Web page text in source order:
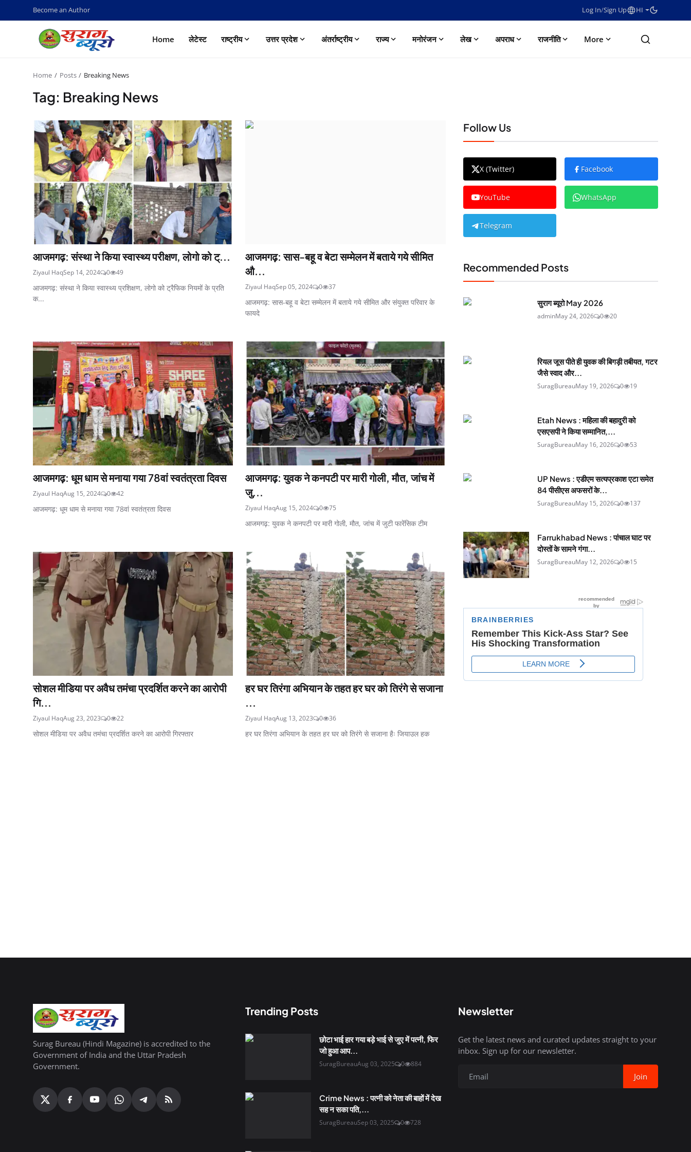
Become an Author Log In/Sign Up HI
Home लेटेस्ट राष्ट्रीय उत्तर प्रदेश अंतर्राष्ट्रीय राज्य मनोरंजन लेख अपराध राजनीति More
Home Posts Breaking News
Tag: Breaking News
आजमगढ़: संस्था ने किया स्वास्थ्य परीक्षण, लोगो को ट्...
Ziyaul HaqSep 14, 2024 0 49
आजमगढ़: संस्था ने किया स्वास्थ्य प्रशिक्षण, लोगो को ट्रैफिक नियमों के प्रति
क...
आजमगढ़: सास-बहू व बेटा सम्मेलन में बताये गये सीमित
औ...
Ziyaul HaqSep 05, 2024 0 37
आजमगढ़: सास-बहू व बेटा सम्मेलन में बताये गये सीमित और संयुक्त परिवार के
फायदे
आजमगढ़: धूम धाम से मनाया गया 78वां स्वतंत्रता दिवस
Ziyaul HaqAug 15, 2024 0 42
आजमगढ़: धूम धाम से मनाया गया 78वां स्वतंत्रता दिवस
आजमगढ़: युवक ने कनपटी पर मारी गोली, मौत, जांच में
जु...
Ziyaul HaqAug 15, 2024 0 75
आजमगढ़: युवक ने कनपटी पर मारी गोली, मौत, जांच में जुटी फारेंसिक टीम
सोशल मीडिया पर अवैध तमंचा प्रदर्शित करने का आरोपी
गि...
Ziyaul HaqAug 23, 2023 0 22
सोशल मीडिया पर अवैध तमंचा प्रदर्शित करने का आरोपी गिरफ्तार
हर घर तिरंगा अभियान के तहत हर घर को तिरंगे से सजाना
...
Ziyaul HaqAug 13, 2023 0 36
हर घर तिरंगा अभियान के तहत हर घर को तिरंगे से सजाना हैः जियाउल हक
Follow Us
X (Twitter) Facebook
YouTube WhatsApp
Telegram
Recommended Posts
सुराग ब्यूरो May 2026
adminMay 24, 2026 0 20
रियल जूस पीते ही युवक की बिगड़ी तबीयत, गटर
जैसे स्वाद और...
SuragBureauMay 19, 2026 0 19
Etah News : महिला की बहादुरी को
एसएसपी ने किया सम्मानित,...
SuragBureauMay 16, 2026 0 53
UP News : एडीएम सत्यप्रकाश एटा समेत
84 पीसीएस अफसरों के...
SuragBureauMay 15, 2026 0 137
Farrukhabad News : पांचाल घाट पर
दोस्तों के सामने गंगा...
SuragBureauMay 12, 2026 0 15
Surag Bureau (Hindi Magazine) is accredited to the
Government of India and the Uttar Pradesh
Government.
Trending Posts
छोटा भाई हार गया बड़े भाई से जुए में पत्नी, फिर
जो हुआ आप...
SuragBureauAug 03, 2025 0 884
Crime News : पत्नी को नेता की बाहों में देख
सह न सका पति,...
SuragBureauSep 03, 2025 0 728
Newsletter
Get the latest news and curated updates straight to your
inbox. Sign up for our newsletter.
Join